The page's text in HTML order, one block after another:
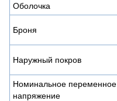
Оболочка
Броня
Наружный покров
Номинальное переменное
напряжение